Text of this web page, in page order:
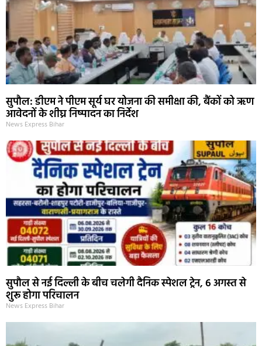
सुपौल: डीएम ने पीएम सूर्य घर योजना की समीक्षा की, बैंकों को ऋण
आवेदनों के शीघ्र निष्पादन का निर्देश
News Express Bihar
सुपौल से नई दिल्ली के बीच चलेगी दैनिक स्पेशल ट्रेन, 6 अगस्त से
शुरू होगा परिचालन
News Express Bihar